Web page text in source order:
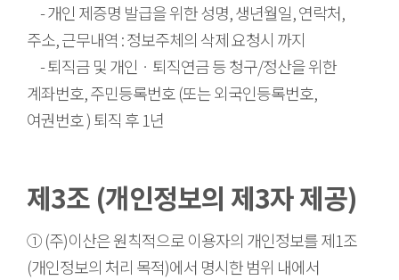
- 개인 제증명 발급을 위한 성명, 생년월일, 연락처,
주소, 근무내역 : 정보주체의 삭제 요청시 까지
- 퇴직금 및 개인ㆍ퇴직연금 등 청구/정산을 위한
계좌번호, 주민등록번호 (또는 외국인등록번호,
여권번호 ) 퇴직 후 1년
제3조 (개인정보의 제3자 제공)
① (주)이산은 원칙적으로 이용자의 개인정보를 제1조
(개인정보의 처리 목적)에서 명시한 범위 내에서